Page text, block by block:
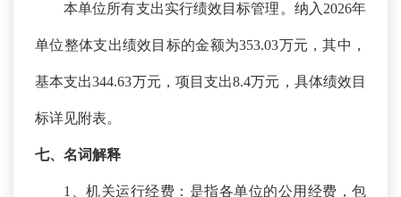
本单位所有支出实行绩效目标管理。纳入 2026年
单位整体支出绩效目标的金额为353.03万元，其中，
基本支出344.63万元，项目支出8.4万元，具体绩效目
标详见附表。
七、名词解释
1、机关运行经费：是指各单位的公用经费，包